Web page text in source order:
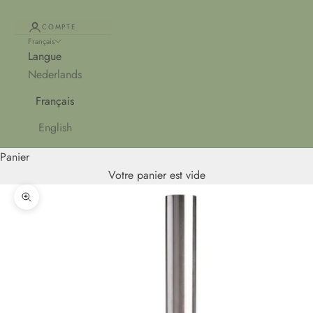
COMPTE
Français
Langue
Nederlands
Français
English
Panier
Votre panier est vide
Zoomer sur l'image